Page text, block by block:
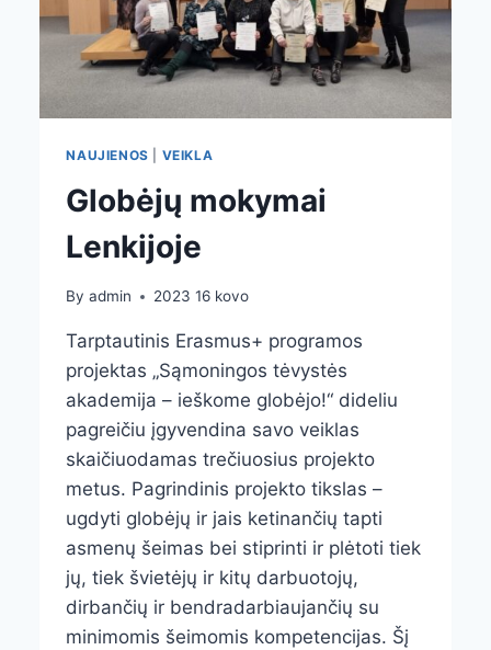
NAUJIENOS VEIKLA
Globėjų mokymai
Lenkijoje
By admin 2023 16 kovo
Tarptautinis Erasmus+ programos
projektas „Sąmoningos tėvystės
akademija – ieškome globėjo!“ dideliu
pagreičiu įgyvendina savo veiklas
skaičiuodamas trečiuosius projekto
metus. Pagrindinis projekto tikslas –
ugdyti globėjų ir jais ketinančių tapti
asmenų šeimas bei stiprinti ir plėtoti tiek
jų, tiek švietėjų ir kitų darbuotojų,
dirbančių ir bendradarbiaujančių su
minimomis šeimomis kompetencijas. Šį